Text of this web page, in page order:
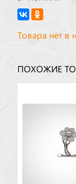
Товара нет в
ПОХОЖИЕ